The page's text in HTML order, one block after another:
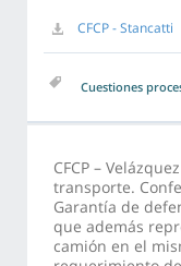
CFCP - Stancatti
Cuestiones
CFCP –
transporte.
Garantía de
que además
camión en el